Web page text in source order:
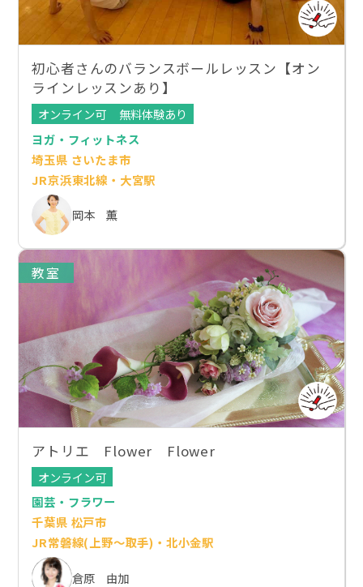
初心者さんのバランスボールレッスン【オン
ラインレッスンあり】
オンライン可
無料体験あり
ヨガ・フィットネス
埼玉県 さいたま市
JR京浜東北線・大宮駅
岡本 薫
教室
アトリエ Flower Flower
オンライン可
園芸・フラワー
千葉県 松戸市
JR常磐線(上野～取手)・北小金駅
倉原 由加